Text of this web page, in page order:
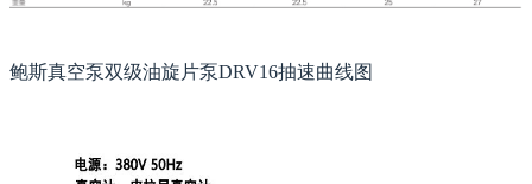
鲍斯真空泵双级油旋片泵DRV16抽速曲线图